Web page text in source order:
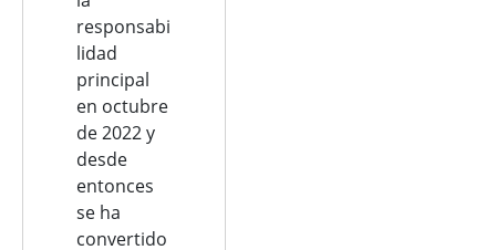
responsabi
lidad
principal
en octubre
de 2022 y
desde
entonces
se ha
convertido